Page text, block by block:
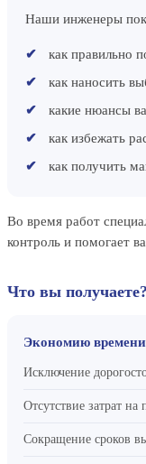
Наши инженеры
как правильно
как наносить
какие нюансы
как избежать
как получить
Во время работ
контроль и помогает
Что вы получаете?
Экономию
Исключение
Отсутствие затрат на
Сокращение сроков